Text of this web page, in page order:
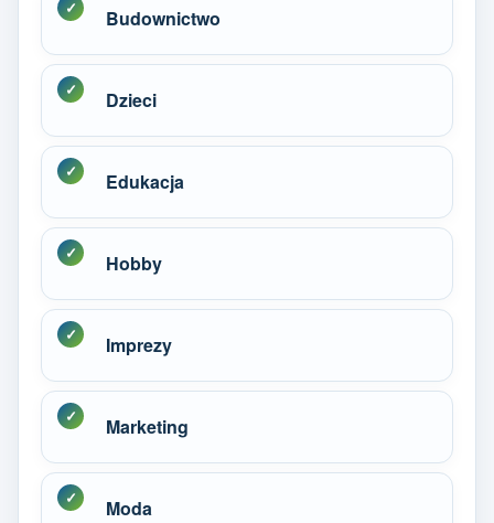
Budownictwo
Dzieci
Edukacja
Hobby
Imprezy
Marketing
Moda